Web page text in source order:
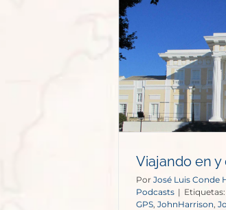
Viajando en
Por José Luis Conde
Podcasts | Etiquetas:
GPS JohnHarrison,